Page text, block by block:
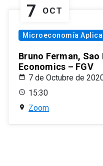
7 OCT
Microeconomía
Bruno Ferman,
Economics – FGV
7 de Octubre de
15:30
Zoom